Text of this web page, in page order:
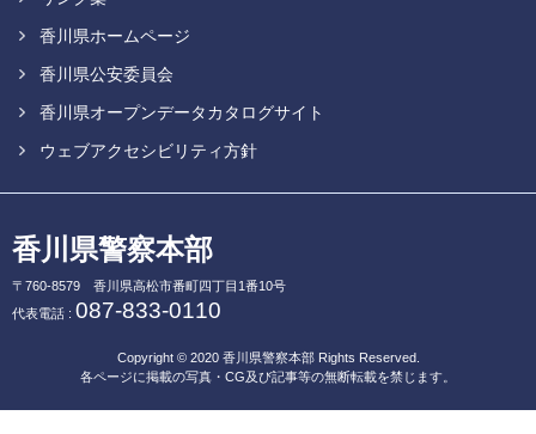
香川県ホームページ
香川県公安委員会
香川県オープンデータカタログサイト
ウェブアクセシビリティ方針
香川県警察本部
〒760-8579
香川県高松市番町四丁目1番10号
代表電話 : 087-833-0110
Copyright © 2020 香川県警察本部Rights Reserved.
各ページに掲載の写真・CG及び記事等の無断転載を禁じます。